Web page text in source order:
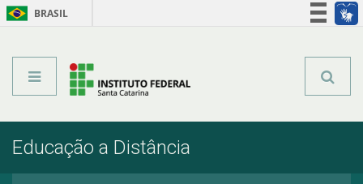
BRASIL
Educação a Distância